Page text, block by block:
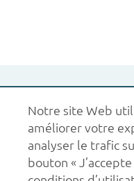
1.877.227.6742
Notre site Web
améliorer votre
analyser le trafic
bouton «